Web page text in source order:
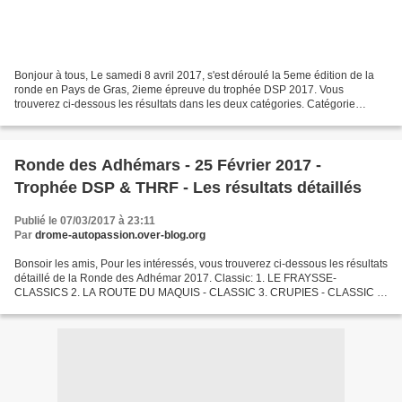
Bonjour à tous, Le samedi 8 avril 2017, s'est déroulé la 5eme édition de la
ronde en Pays de Gras, 2ieme épreuve du trophée DSP 2017. Vous
trouverez ci-dessous les résultats dans les deux catégories. Catégorie
Ronde des Adhémars - 25 Février 2017 -
Trophée DSP & THRF - Les résultats détaillés
Publié le 07/03/2017 à 23:11
Par drome-autopassion.over-blog.org
Bonsoir les amis, Pour les intéressés, vous trouverez ci-dessous les résultats
détaillé de la Ronde des Adhémar 2017. Classic: 1. LE FRAYSSE-
CLASSICS 2. LA ROUTE DU MAQUIS - CLASSIC 3. CRUPIES - CLASSIC 4.